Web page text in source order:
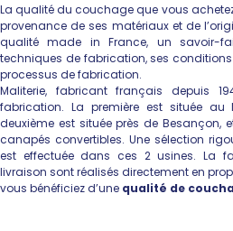
La qualité du couchage que vous
provenance de ses matériaux et de
qualité made in France, un savoir-
techniques de fabrication, ses
processus de fabrication.
Maliterie, fabricant français depuis
fabrication. La première est située
deuxième est située près de Besançon,
canapés convertibles. Une sélection
est effectuée dans ces 2 usines. La
livraison sont réalisés directement en
vous bénéficiez d’une qualité de